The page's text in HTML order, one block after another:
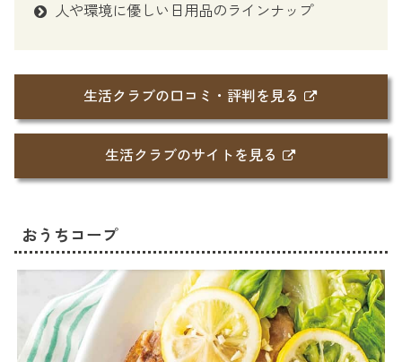
人や環境に優しい日用品のラインナップ
生活クラブの口コミ・評判を見る
生活クラブのサイトを見る
おうちコープ